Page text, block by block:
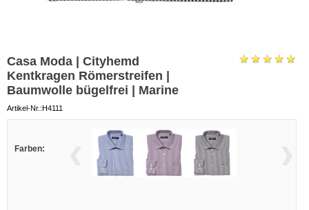
Casa Moda | Cityhemd
Kentkragen Römerstreifen |
Baumwolle bügelfrei | Marine
Artikel-Nr.:H4111
Farben: